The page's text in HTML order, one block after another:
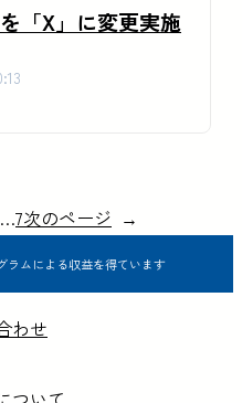
「X」に変更実施
…7次のページ →
ラムによる収益を得ています
わせ